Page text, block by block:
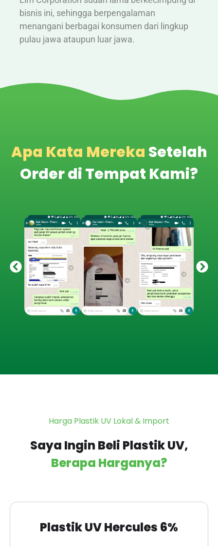
bisnis ini, sehingga berpengalaman
menangani berbagai konsumen dari lingkup
pulau jawa ataupun luar jawa.
Apa Kata Mereka Setelah
Order di Tempat Kami?
Harga Plastik UV Lokal & Import
Saya Ingin Beli Plastik UV,
Berapa Harganya?
Plastik UV Hercules 6%